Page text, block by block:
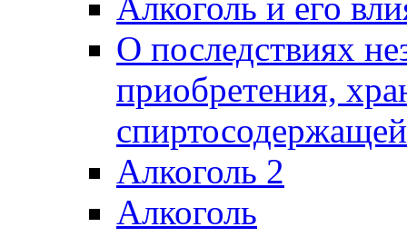
О последствиях
приобретения,
Алкоголь 2
Алкоголь